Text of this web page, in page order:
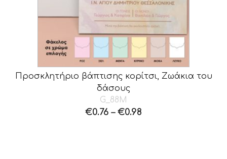
Προσκλητήριο βάπτισης κορίτσι, Ζωάκια του
δάσους
G_88M
€0.76 – €0.98